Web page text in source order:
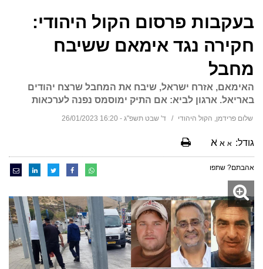
בעקבות פרסום הקול היהודי:
חקירה נגד אימאם ששיבח
מחבל
האימאם, אזרח ישראל, שיבח את המחבל שרצח יהודים
באריאל. ארגון לביא: אם התיק ימוסמס נפנה לערכאות
שלום פרידמן, הקול היהודי ד' שבט תשפ"ג - 16:20 26/01/2023
גודל: א א א
אהבתם? שתפו